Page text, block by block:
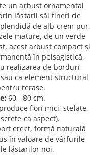
un arbust ornamental
lăstarii săi tineri de
de alb-crem pur,
mature, de un verde
acest arbust compact și
în peisagistică,
realizarea de borduri
ca element structural
terase.
60 - 80 cm.
flori mici, stelate,
ca aspect).
erect, formă naturală
în valoare de vârfurile
lăstarilor noi.